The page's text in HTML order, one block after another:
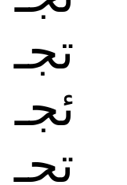
تجـ
ئجـ
تحـ